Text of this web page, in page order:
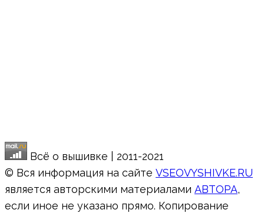
Всё о вышивке | 2011-2021
© Вся информация на сайте VSEOVYSHIVKE.RU
является авторскими материалами АВТОРА,
если иное не указано прямо. Копирование